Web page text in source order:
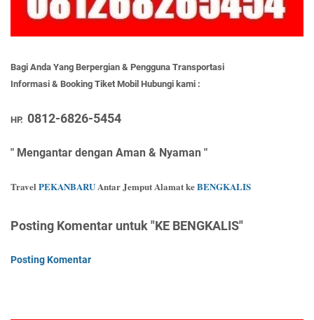
Bagi Anda Yang Berpergian & Pengguna Transportasi
Informasi & Booking Tiket Mobil Hubungi kami :
HP. 0812-6826-5454
" Mengantar dengan Aman & Nyaman "
Travel PEKANBARUAntar Jemput Alamat keBENGKALIS
Posting Komentar untuk "KE BENGKALIS"
Posting Komentar